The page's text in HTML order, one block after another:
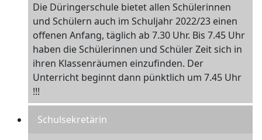
Die Düringerschule bietet allen Schülerinnen
und Schülern auch im Schuljahr 2022/23 einen
offenen Anfang, täglich ab 7.30 Uhr. Bis 7.45 Uhr
haben die Schülerinnen und Schüler Zeit sich in
ihren Klassenräumen einzufinden. Der
Unterricht beginnt dann pünktlich um 7.45 Uhr
!!!
Schulsekretärin